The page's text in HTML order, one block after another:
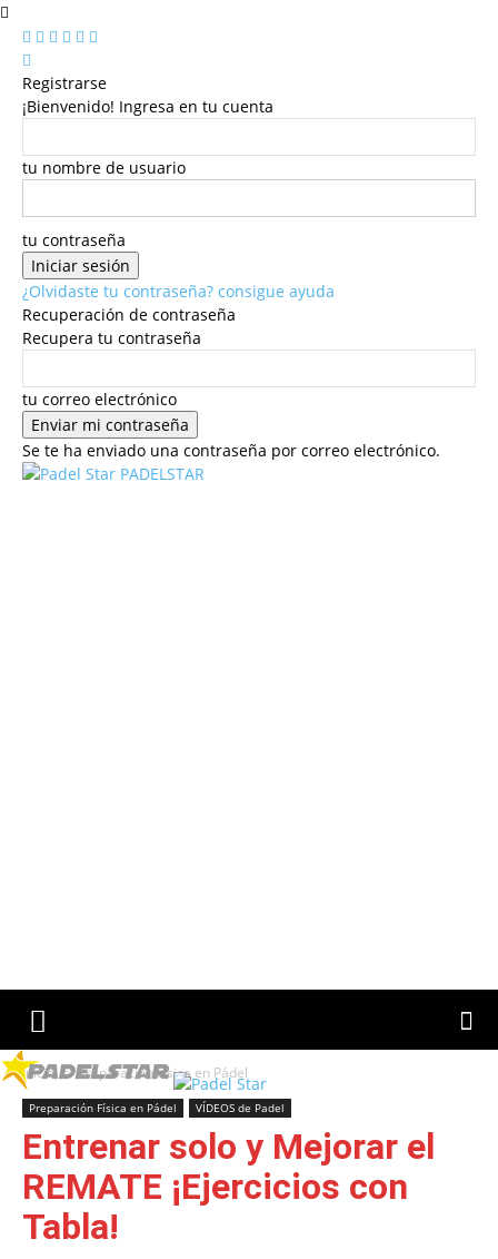
Registrarse
¡Bienvenido! Ingresa en tu cuenta
tu nombre de usuario
tu contraseña
¿Olvidaste tu contraseña? consigue ayuda
Recuperación de contraseña
Recupera tu contraseña
tu correo electrónico
Se te ha enviado una contraseña por correo electrónico.
PADELSTAR
Inicio Preparación Física en Pádel
Preparación Física en Pádel VÍDEOS de Padel
Entrenar solo y Mejorar el
REMATE ¡Ejercicios con
Tabla!